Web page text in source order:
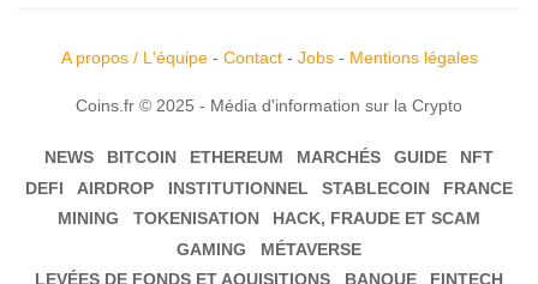
A propos / L'équipe- Contact- Jobs- Mentions légales
Coins.fr © 2025 - Média d'information sur la Crypto
NEWS BITCOIN ETHEREUM MARCHÉS GUIDE
NFT
DEFI
AIRDROP INSTITUTIONNEL STABLECOIN
FRANCE
MINING
TOKENISATION
HACK, FRAUDE ET SCAM
GAMING
MÉTAVERSE
LEVÉES DE FONDS ET AQUISITIONS
BANQUE FINTECH